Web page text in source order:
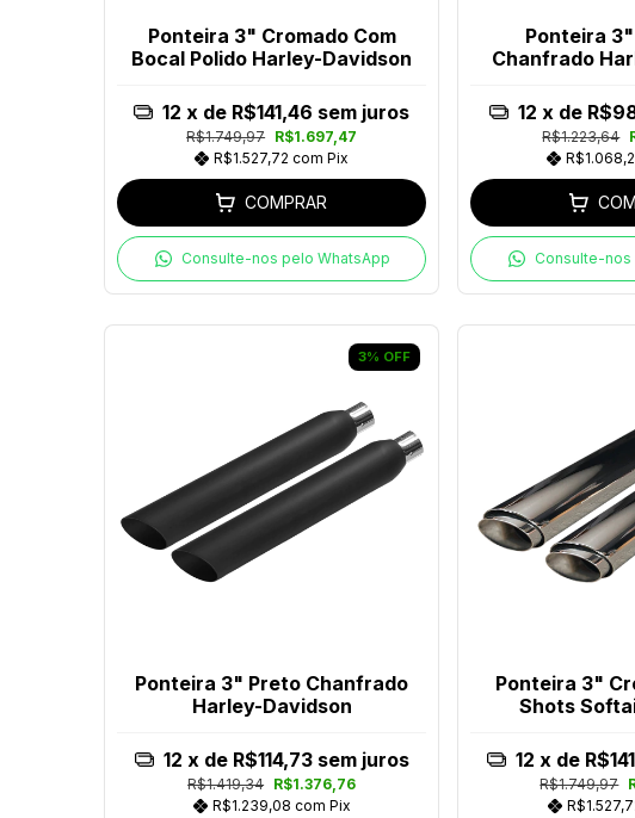
Ponteira 3" Cromado Com
Bocal Polido Harley-Davidson
R$1.749,97 R$1.697,47
R$1.527,72com Pix
12 x de R$141,46 sem juros
COMPRAR
Consulte-nos pelo WhatsApp
Ponteira
Chanfrado
R$1.223,64
12 x de
Consulte-nos
3% OFF
Ponteira 3" Preto Chanfrado
Harley-Davidson
R$1.419,34 R$1.376,76
R$1.239,08 com Pix
12 x de R$114,73 sem juros
Ponteira 3"
Shots
R$1.749,97
12 x de